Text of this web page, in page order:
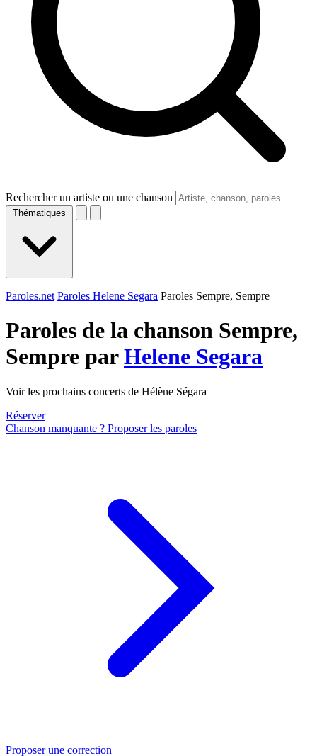
Rechercher un artiste ou une chanson
Thématiques
Paroles.net Paroles Helene Segara Paroles Sempre, Sempre
Paroles de la chanson Sempre,
Sempre parHelene Segara
Voir les prochains concerts de Hélène Ségara
Réserver
Chanson manquante ? Proposer les paroles
Proposer une correction